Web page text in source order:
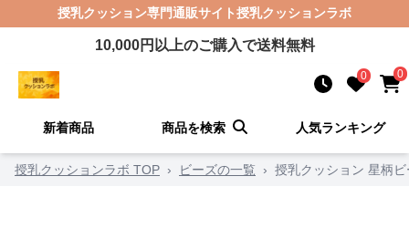
授乳クッション専門通販サイト授乳クッションラボ
10,000円以上のご購入で送料無料
0 0
新着商品 商品を検索 人気ランキング
授乳クッションラボ TOP › ビーズの一覧 › 授乳クッション 星柄